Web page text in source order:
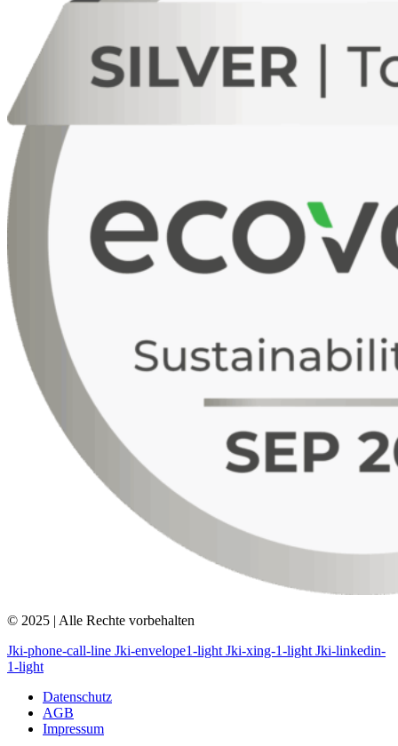
© 2025 | Alle Rechte vorbehalten
Jki-phone-call-line Jki-envelope1-light Jki-xing-1-light Jki-linkedin-
1-light
Datenschutz
AGB
Impressum